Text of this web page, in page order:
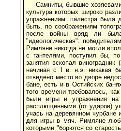
Самниты, бывшие
культура которых широко
упражнениям: палестра была
быть, по соображениям
после войны вряд ли была
"идеологическая":
Римляне никогда не могли
с гантелями, поступил бы,
занятия вскопал
начиная с I в. н.э. никакая
отведено место во дворе
бане, есть и в Остийских
того времени требовалось,
были игры и упражнения
расплющенными (от ударов)
учась на деревянном чурбане
для игры в мяч. Римляне
которыми "борются со